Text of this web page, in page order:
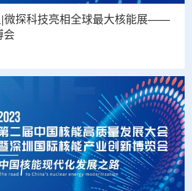
|微探科技亮相全球最大核能展——
会